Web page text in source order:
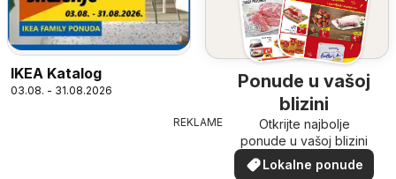
IKEA Katalog
03.08. - 31.08.2026
Ponude u vašoj
blizini
Otkrijte najbolje
ponude u vašoj blizini
Lokalne ponude
REKLAME